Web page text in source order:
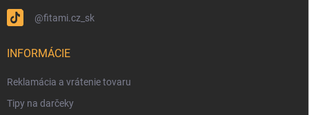
@fitami.cz_sk
INFORMÁCIE
Reklamácia a vrátenie tovaru
Tipy na darčeky